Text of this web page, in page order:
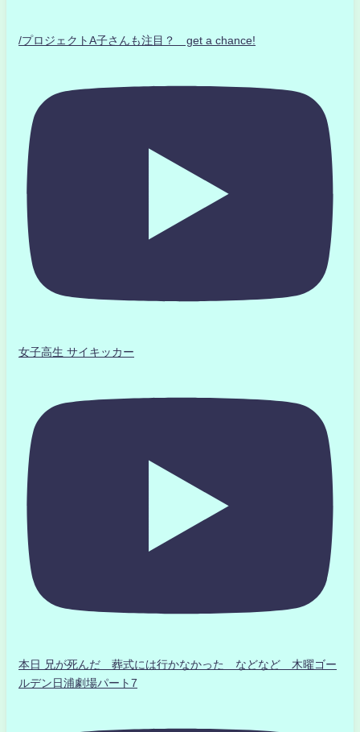
/プロジェクトA子さんも注目？ get a chance!
女子高生 サイキッカー
本日 兄が死んだ 葬式には行かなかった などなど 木曜ゴー
ルデン日浦劇場パート7